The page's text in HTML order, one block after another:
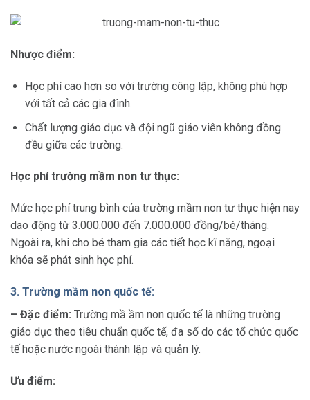
Nhược điểm:
Học phí cao hơn so với trường công lập, không phù hợp
với tất cả các gia đình.
Chất lượng giáo dục và đội ngũ giáo viên không đồng
đều giữa các trường.
Học phí trường mầm non tư thục:
Mức học phí trung bình của trường mầm non tư thục hiện nay
dao động từ 3.000.000 đến 7.000.000 đồng/bé/tháng.
Ngoài ra, khi cho bé tham gia các tiết học kĩ năng, ngoại
khóa sẽ phát sinh học phí.
3. Trường mầm non quốc tế:
– Đặc điểm: Trường mầ ầm non quốc tế là những trường
giáo dục theo tiêu chuẩn quốc tế, đa số do các tổ chức quốc
tế hoặc nước ngoài thành lập và quản lý.
Ưu điểm: